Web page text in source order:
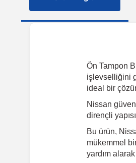
Ön Tampon
işlevselliğini
ideal bir
Nissan
dirençli
Bu ürün,
mükemmel
yardım